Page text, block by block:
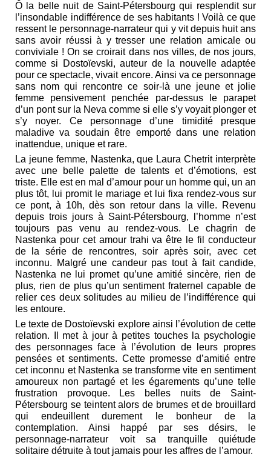
Ô la belle nuit de Saint-Pétersbourg qui resplendit sur
l’insondable indifférence de ses habitants ! Voilà ce que
ressent le personnage-narrateur qui y vit depuis huit ans
sans avoir réussi à y tresser une relation amicale ou
conviviale ! On se croirait dans nos villes, de nos jours,
comme si Dostoïevski, auteur de la nouvelle adaptée
pour ce spectacle, vivait encore. Ainsi va ce personnage
sans nom qui rencontre ce soir-là une jeune et jolie
femme pensivement penchée par-dessus le parapet
d’un pont sur la Neva comme si elle s’y voyait plonger et
s’y noyer. Ce personnage d’une timidité presque
maladive va soudain être emporté dans une relation
inattendue, unique et rare.
La jeune femme, Nastenka, que Laura Chetrit interprète
avec une belle palette de talents et d’émotions, est
triste. Elle est en mal d’amour pour un homme qui, un an
plus tôt, lui promit le mariage et lui fixa rendez-vous sur
ce pont, à 10h, dès son retour dans la ville. Revenu
depuis trois jours à Saint-Pétersbourg, l’homme n’est
toujours pas venu au rendez-vous. Le chagrin de
Nastenka pour cet amour trahi va être le fil conducteur
de la série de rencontres, soir après soir, avec cet
inconnu. Malgré une candeur pas tout à fait candide,
Nastenka ne lui promet qu’une amitié sincère, rien de
plus, rien de plus qu’un sentiment fraternel capable de
relier ces deux solitudes au milieu de l’indifférence qui
les entoure.
Le texte de Dostoïevski explore ainsi l’évolution de cette
relation. Il met à jour à petites touches la psychologie
des personnages face à l’évolution de leurs propres
pensées et sentiments. Cette promesse d’amitié entre
cet inconnu et Nastenka se transforme vite en sentiment
amoureux non partagé et les égarements qu’une telle
frustration provoque. Les belles nuits de Saint-
Pétersbourg se teintent alors de brumes et de brouillard
qui endeuillent durement le bonheur de la
contemplation. Ainsi happé par ses désirs, le
personnage-narrateur voit sa tranquille quiétude
solitaire détruite à tout jamais pour les affres de l’amour.